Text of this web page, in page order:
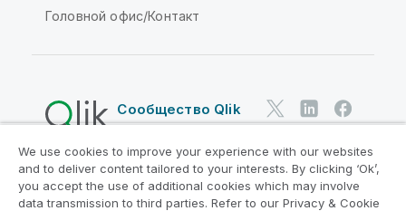
Головной офис/Контакт
Сообщество Qlik
Юридические соглашения
Условия использования продуктов
Legal Policies
Юридические положения
We use cookies to improve your experience with our websites
and to deliver content tailored to your interests. By clicking ‘Ok’,
you accept the use of additional cookies which may involve
data transmission to third parties. Refer to our Privacy & Cookie